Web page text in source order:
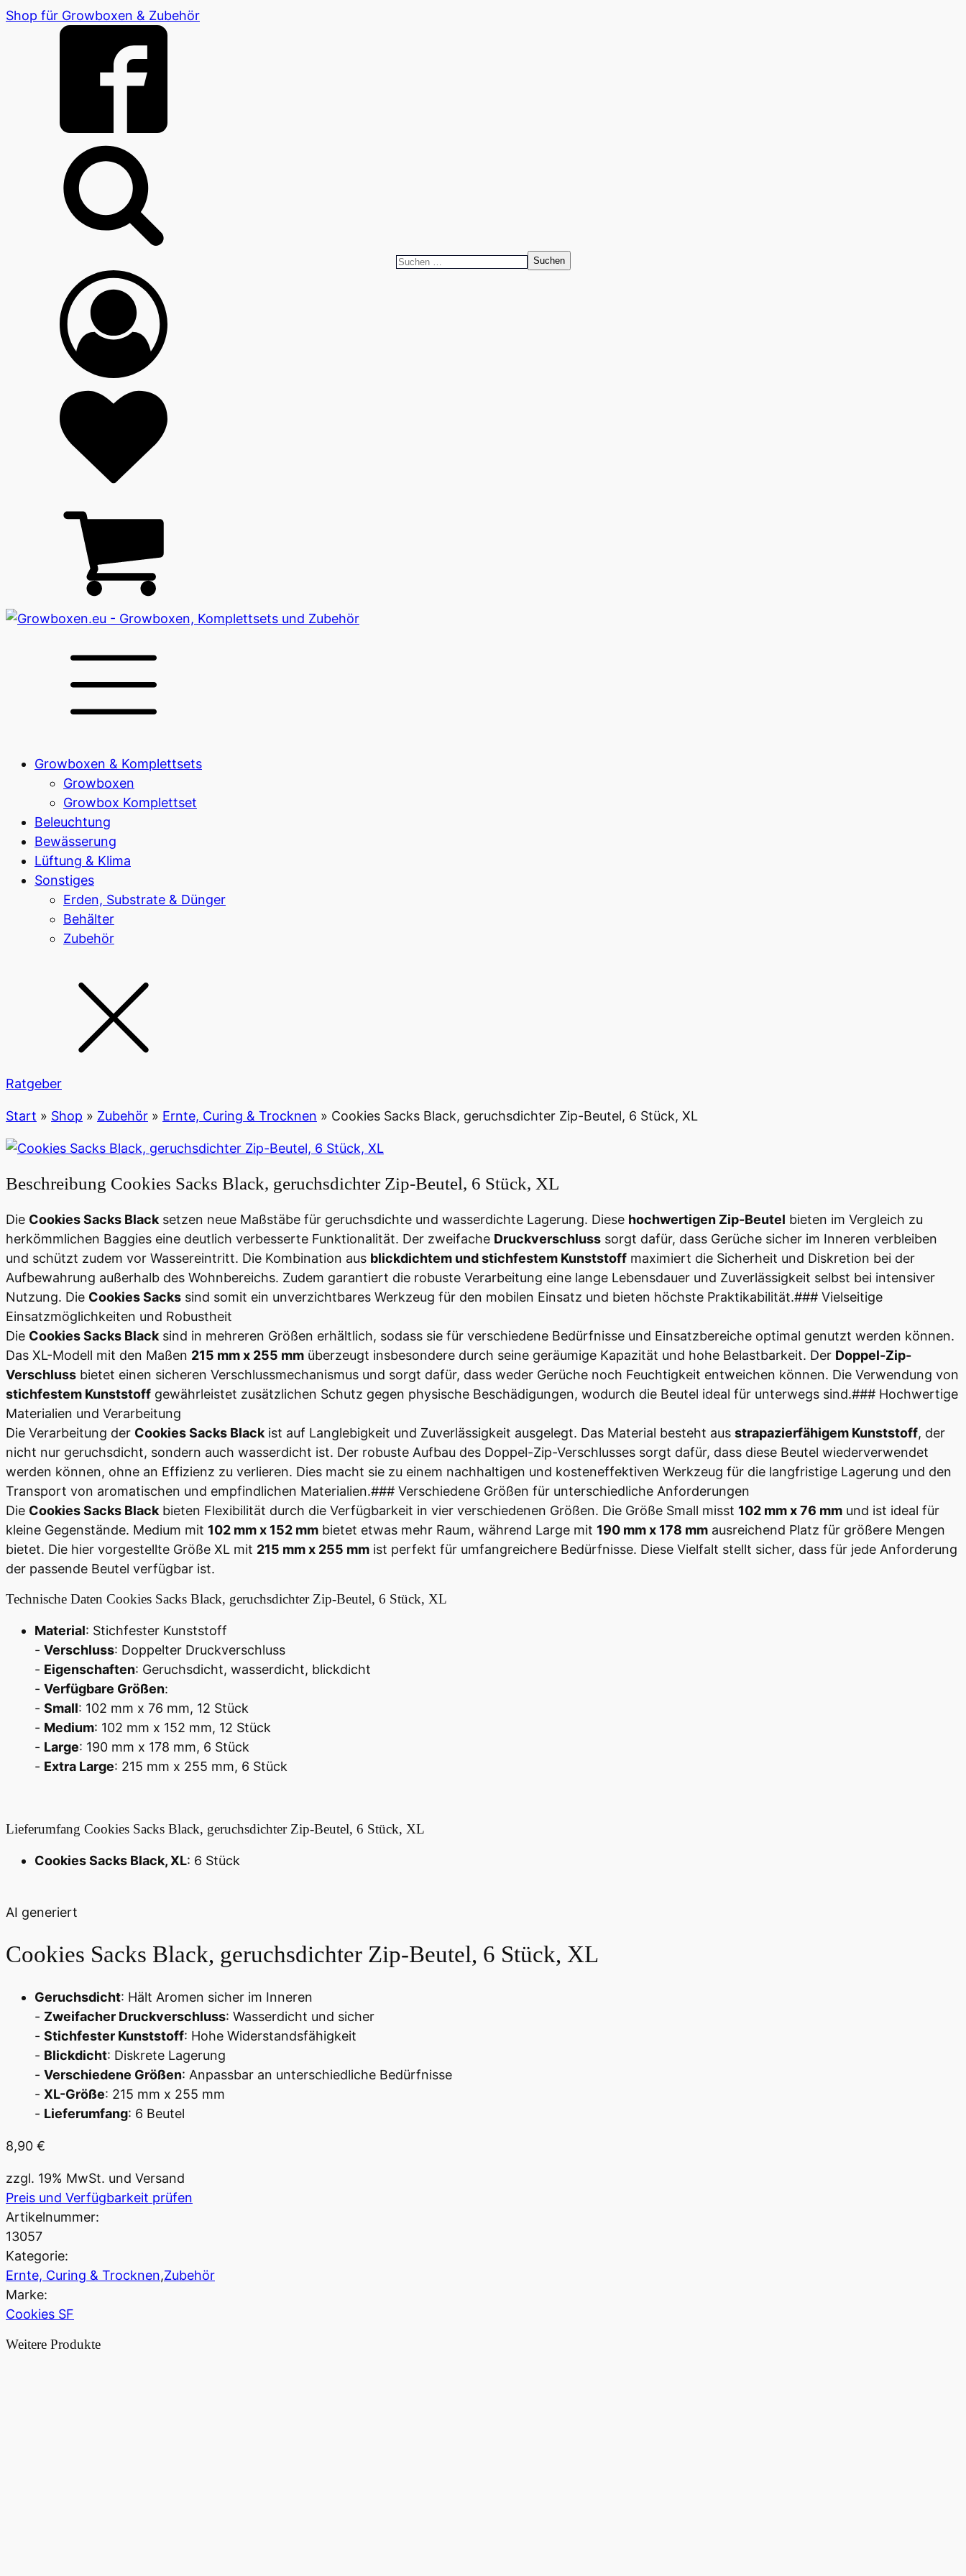
Shop für Growboxen & Zubehör
Suchen
Growboxen & Komplettsets
Growboxen
Growbox Komplettset
Beleuchtung
Bewässerung
Lüftung & Klima
Sonstiges
Erden, Substrate & Dünger
Behälter
Zubehör
Ratgeber
Start » Shop » Zubehör » Ernte, Curing & Trocknen » Cookies Sacks Black, geruchsdichter Zip-Beutel, 6 Stück, XL
Beschreibung Cookies Sacks Black, geruchsdichter Zip-Beutel, 6 Stück, XL
Die Cookies Sacks Black setzen neue Maßstäbe für geruchsdichte und wasserdichte Lagerung. Diese hochwertigen Zip-Beutel bieten im Vergleich zu
herkömmlichen Baggies eine deutlich verbesserte Funktionalität. Der zweifache Druckverschluss sorgt dafür, dass Gerüche sicher im Inneren verbleiben
und schützt zudem vor Wassereintritt. Die Kombination aus blickdichtem und stichfestem Kunststoff maximiert die Sicherheit und Diskretion bei der
Aufbewahrung außerhalb des Wohnbereichs. Zudem garantiert die robuste Verarbeitung eine lange Lebensdauer und Zuverlässigkeit selbst bei intensiver
Nutzung. Die Cookies Sacks sind somit ein unverzichtbares Werkzeug für den mobilen Einsatz und bieten höchste Praktikabilität.### Vielseitige
Einsatzmöglichkeiten und Robustheit
Die Cookies Sacks Black sind in mehreren Größen erhältlich, sodass sie für verschiedene Bedürfnisse und Einsatzbereiche optimal genutzt werden können.
Das XL-Modell mit den Maßen 215 mm x 255 mm überzeugt insbesondere durch seine geräumige Kapazität und hohe Belastbarkeit. Der Doppel-Zip-
Verschluss bietet einen sicheren Verschlussmechanismus und sorgt dafür, dass weder Gerüche noch Feuchtigkeit entweichen können. Die Verwendung von
stichfestem Kunststoff gewährleistet zusätzlichen Schutz gegen physische Beschädigungen, wodurch die Beutel ideal für unterwegs sind.### Hochwertige
Materialien und Verarbeitung
Die Verarbeitung der Cookies Sacks Black ist auf Langlebigkeit und Zuverlässigkeit ausgelegt. Das Material besteht aus strapazierfähigem Kunststoff, der
nicht nur geruchsdicht, sondern auch wasserdicht ist. Der robuste Aufbau des Doppel-Zip-Verschlusses sorgt dafür, dass diese Beutel wiederverwendet
werden können, ohne an Effizienz zu verlieren. Dies macht sie zu einem nachhaltigen und kosteneffektiven Werkzeug für die langfristige Lagerung und den
Transport von aromatischen und empfindlichen Materialien.### Verschiedene Größen für unterschiedliche Anforderungen
Die Cookies Sacks Black bieten Flexibilität durch die Verfügbarkeit in vier verschiedenen Größen. Die Größe Small misst 102 mm x 76 mm und ist ideal für
kleine Gegenstände. Medium mit 102 mm x 152 mm bietet etwas mehr Raum, während Large mit 190 mm x 178 mm ausreichend Platz für größere Mengen
bietet. Die hier vorgestellte Größe XL mit 215 mm x 255 mm ist perfekt für umfangreichere Bedürfnisse. Diese Vielfalt stellt sicher, dass für jede Anforderung
der passende Beutel verfügbar ist.
Technische Daten Cookies Sacks Black, geruchsdichter Zip-Beutel, 6 Stück, XL
Material: Stichfester Kunststoff
- Verschluss: Doppelter Druckverschluss
- Eigenschaften: Geruchsdicht, wasserdicht, blickdicht
- Verfügbare Größen:
- Small: 102 mm x 76 mm, 12 Stück
- Medium: 102 mm x 152 mm, 12 Stück
- Large: 190 mm x 178 mm, 6 Stück
- Extra Large: 215 mm x 255 mm, 6 Stück
Lieferumfang Cookies Sacks Black, geruchsdichter Zip-Beutel, 6 Stück, XL
Cookies Sacks Black, XL: 6 Stück
AI generiert
Cookies Sacks Black, geruchsdichter Zip-Beutel, 6 Stück, XL
Geruchsdicht: Hält Aromen sicher im Inneren
- Zweifacher Druckverschluss: Wasserdicht und sicher
- Stichfester Kunststoff: Hohe Widerstandsfähigkeit
- Blickdicht: Diskrete Lagerung
- Verschiedene Größen: Anpassbar an unterschiedliche Bedürfnisse
- XL-Größe: 215 mm x 255 mm
- Lieferumfang: 6 Beutel
8,90 €
zzgl. 19% MwSt. und Versand
Preis und Verfügbarkeit prüfen
Artikelnummer:
13057
Kategorie:
Ernte, Curing & Trocknen,Zubehör
Marke:
Cookies SF
Weitere Produkte